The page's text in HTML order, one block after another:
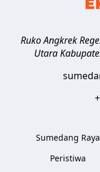
Ruko Angkrek
Utara
Sumedang Raya
Peristiwa